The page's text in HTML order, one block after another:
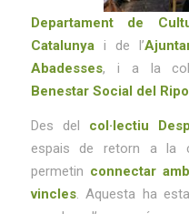
Departament de
Catalunyai de l’
Abadesses, i a la
Benestar Social del
Des del col·lectiu
espais de retorn a la
permetin connectar
vincles. Aquesta ha